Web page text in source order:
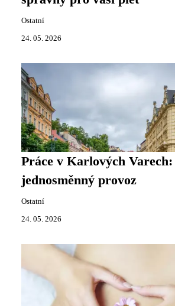
Ostatní
24. 05. 2026
Práce v Karlových
jednosměnný provoz
Ostatní
24. 05. 2026